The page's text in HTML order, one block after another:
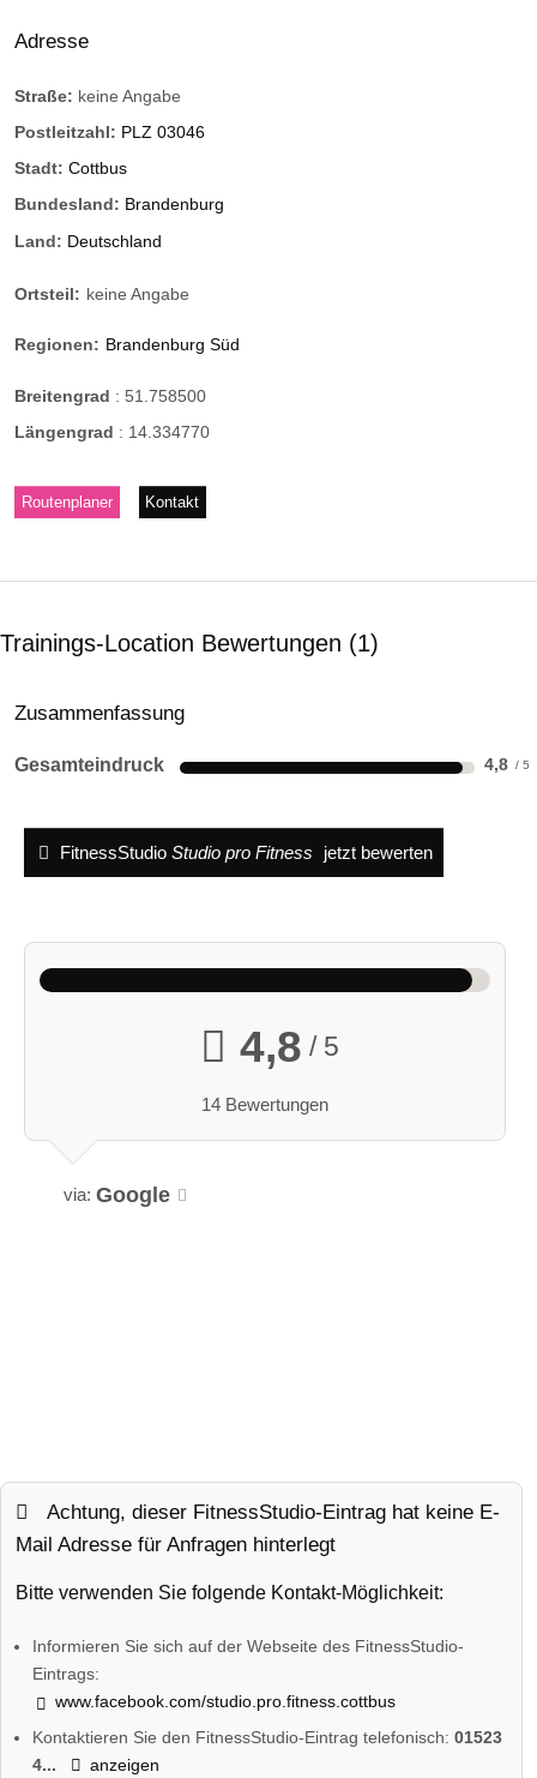
Adresse
Straße: keine Angabe
Postleitzahl: PLZ 03046
Stadt: Cottbus
Bundesland: Brandenburg
Land: Deutschland
Ortsteil: keine Angabe
Regionen: Brandenburg Süd
Breitengrad : 51.758500
Längengrad : 14.334770
Routenplaner Kontakt
Trainings-Location Bewertungen 1
Zusammenfassung
Gesamteindruck 4,8
FitnessStudio Studio pro Fitness jetzt bewerten
4,8 / 5
14 Bewertungen
via: Google
Achtung, dieser FitnessStudio-Eintrag hat keine E-
Mail Adresse für Anfragen hinterlegt
Bitte verwenden Sie folgende Kontakt-Möglichkeit:
Informieren Sie sich auf der Webseite des FitnessStudio-
Eintrags:
www.facebook.com/studio.pro.fitness.cottbus
Kontaktieren Sie den FitnessStudio-Eintrag telefonisch:01523
4...
anzeigen